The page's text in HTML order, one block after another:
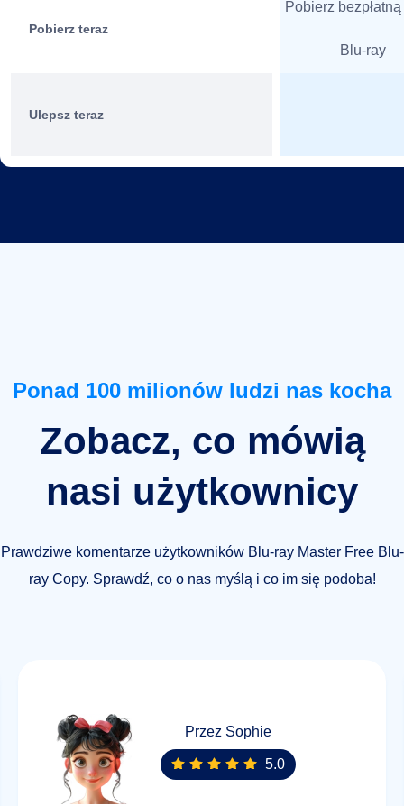
Pobierz teraz
Pobierz
Blu-ray
Ulepsz teraz
Ponad 100 milionów ludzi nas kocha
Zobacz, co mówią
nasi użytkownicy
Prawdziwe komentarze użytkowników Blu-ray Master Free Blu-
ray Copy. Sprawdź, co o nas myślą i co im się podoba!
Przez Sophie
5.0